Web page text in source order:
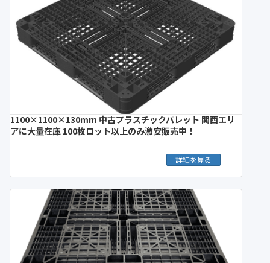
1100×1100×130mm 中古プラスチックパレット 関西エリ
アに大量在庫 100枚ロット以上のみ激安販売中！
詳細を見る